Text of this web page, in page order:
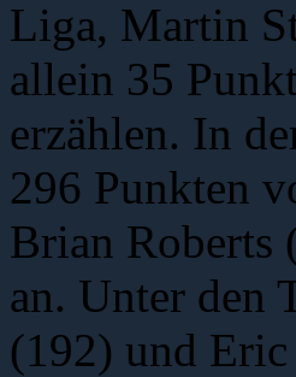
Liga, Martin
allein 35
erzählen. In
296 Punkten
Brian Roberts
an. Unter den
(192) und